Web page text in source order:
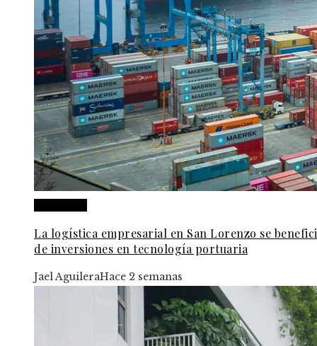
La logística empresarial en San Lorenzo se
de inversiones en tecnología portuaria
Jael AguileraHace 2 semanas